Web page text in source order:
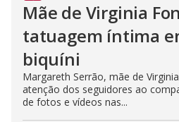
Mãe de Virginia
tatuagem íntima
biquíni
Margareth Serrão, mãe de
atenção dos seguidores ao
de fotos e vídeos nas...